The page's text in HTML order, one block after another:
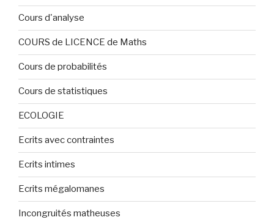
Cours d'analyse
COURS de LICENCE de Maths
Cours de probabilités
Cours de statistiques
ECOLOGIE
Ecrits avec contraintes
Ecrits intimes
Ecrits mégalomanes
Incongruités matheuses